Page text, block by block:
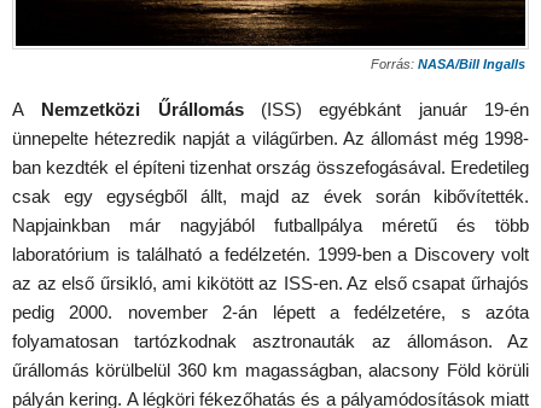
Forrás: NASA/Bill Ingalls
A Nemzetközi Űrállomás(ISS) egyébkánt január 19-én
ünnepelte hétezredik napját a világűrben. Az állomást még 1998-
ban kezdték el építeni tizenhat ország összefogásával. Eredetileg
csak egy egységből állt, majd az évek során kibővítették.
Napjainkban már nagyjából futballpálya méretű és több
laboratórium is található a fedélzetén. 1999-ben a Discovery volt
az az első űrsikló, ami kikötött az ISS-en. Az első csapat űrhajós
pedig 2000. november 2-án lépett a fedélzetére, s azóta
folyamatosan tartózkodnak asztronauták az állomáson. Az
űrállomás körülbelül 360 km magasságban, alacsony Föld körüli
pályán kering. A légköri fékezőhatás és a pályamódosítások miatt